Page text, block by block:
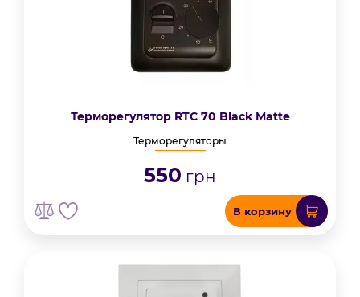
Терморегулятор RTC 70 Black Matte
Терморегуляторы
550 грн
В корзину